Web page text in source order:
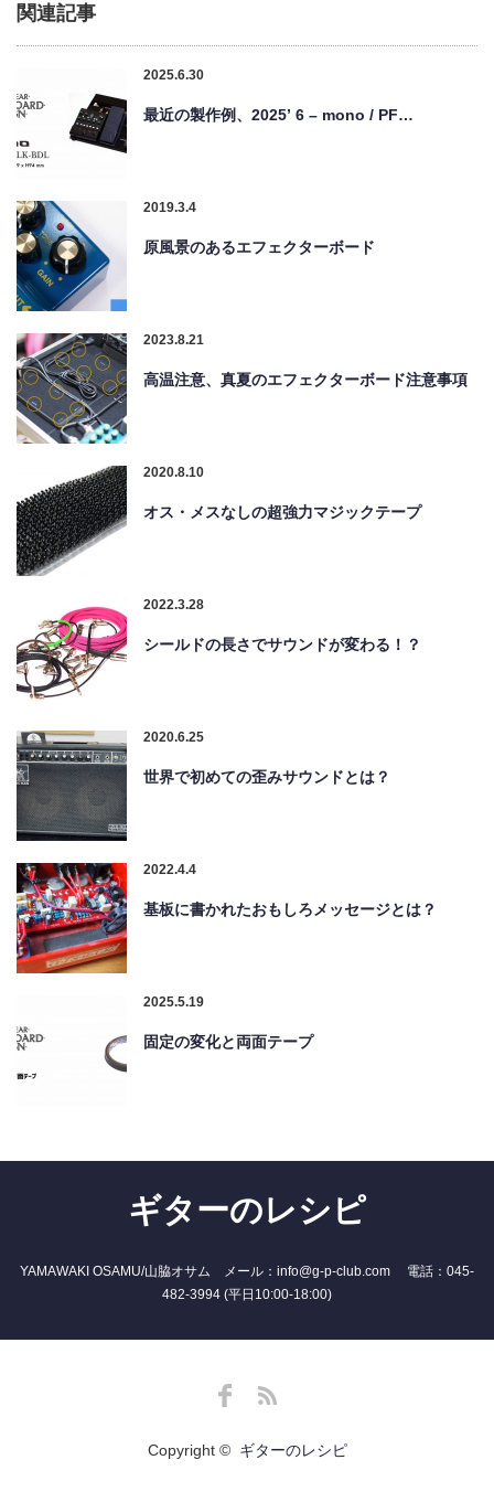
関連記事
2025.6.30
最近の製作例、2025’ 6 – mono / PF…
2019.3.4
原風景のあるエフェクターボード
2023.8.21
高温注意、真夏のエフェクターボード注意事項
2020.8.10
オス・メスなしの超強力マジックテープ
2022.3.28
シールドの長さでサウンドが変わる！？
2020.6.25
世界で初めての歪みサウンドとは？
2022.4.4
基板に書かれたおもしろメッセージとは？
2025.5.19
固定の変化と両面テープ
ギターのレシピ
YAMAWAKI OSAMU/山脇オサム メール：info@g-p-club.com 電話：045-
482-3994 (平日10:00-18:00)
Copyright © ギターのレシピ